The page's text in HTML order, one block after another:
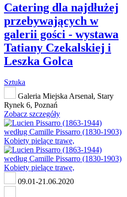
Catering dla najdłużej
przebywających w
galerii gości - wystawa
Tatiany Czekalskiej i
Leszka Golca
Sztuka
Galeria Miejska Arsenał, Stary
Rynek 6, Poznań
Zobacz szczegóły
09.01-21.06.2020